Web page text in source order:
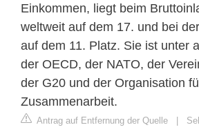
Einkommen, liegt beim
weltweit auf dem 17. und bei
auf dem 11. Platz. Sie ist unter
der OECD, der NATO, der
der G20 und der Organisation
Zusammenarbeit.
Antrag auf Entfernung der Quelle |